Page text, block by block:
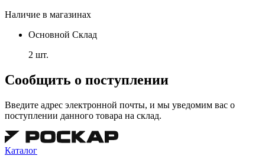
Наличие в магазинах
Основной Склад
2 шт.
Сообщить о поступлении
Введите адрес электронной почты, и мы уведомим вас о
поступлении данного товара на склад.
Каталог